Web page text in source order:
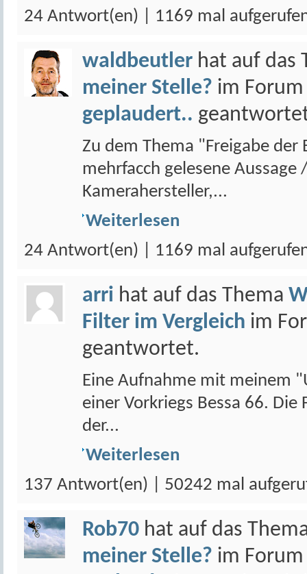
24 Antwort(en) | 1169 mal
waldbeutler hat auf das
meiner Stelle? im
geplaudert..
Zu dem Thema "Freigabe
mehrfacch gelesene
Kamerahersteller,...
Weiterlesen
24 Antwort(en) | 1169 mal
arri hat auf das Thema
Filter im Vergleich im
geantwortet.
Eine Aufnahme mit meinem
einer Vorkriegs Bessa 66.
der...
Weiterlesen
137 Antwort(en) | 50242 mal
Rob70 hat auf das
meiner Stelle? im